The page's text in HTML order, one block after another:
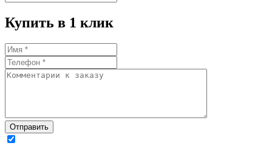
Купить в 1 клик
Отправить